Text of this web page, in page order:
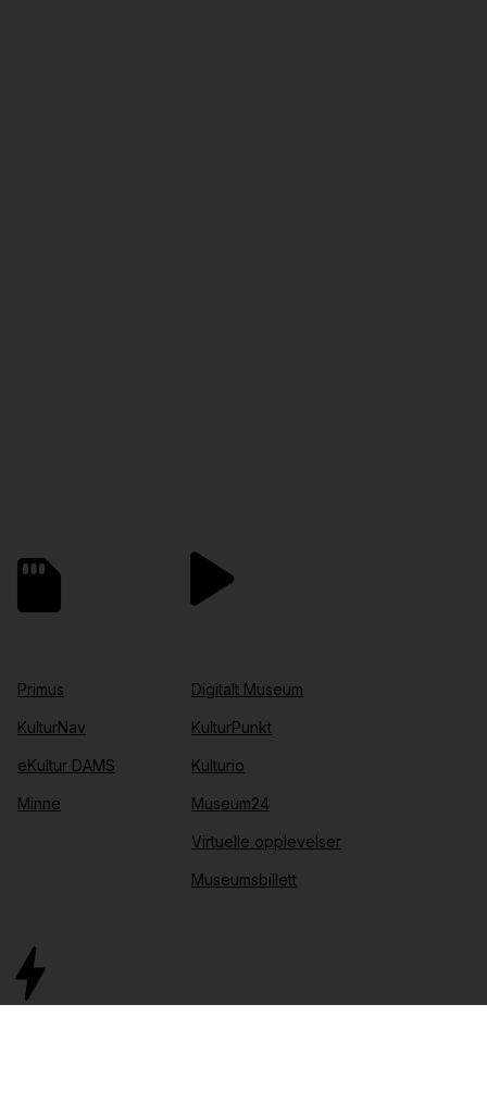
Primus
KulturNav
eKultur DAMS
Minne
Digitalt Museum
KulturPunkt
Kulturio
Museum24
Virtuelle opplevelser
Museumsbillett